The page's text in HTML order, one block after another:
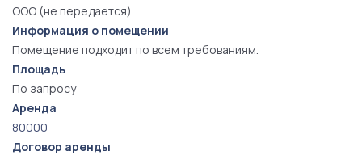
ООО (не передается)
Информация о помещении
Помещение подходит по всем требованиям.
Площадь
По запросу
Аренда
80000
Договор аренды